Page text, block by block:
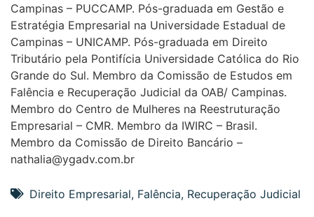
Campinas – PUCCAMP. Pós-graduada em Gestão e
Estratégia Empresarial na Universidade Estadual de
Campinas – UNICAMP. Pós-graduada em Direito
Tributário pela Pontifícia Universidade Católica do Rio
Grande do Sul. Membro da Comissão de Estudos em
Falência e Recuperação Judicial da OAB/ Campinas.
Membro do Centro de Mulheres na Reestruturação
Empresarial – CMR. Membro da IWIRC – Brasil.
Membro da Comissão de Direito Bancário –
nathalia@ygadv.com.br
Direito Empresarial, Falência, Recuperação Judicial